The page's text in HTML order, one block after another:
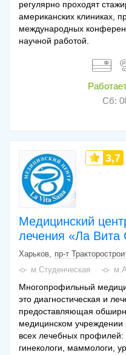
регулярно проходят
американских клиниках,
международных
научной работой.
Сб:
Медицинский
лечения «Ла Вита
3,7
Харьков
пр-т
м.Студенческая
Многопрофильный
это диагностическая и
предоставляющая
медицинском учреждении
всех лечебных профилей:
гинекологи, маммологи,